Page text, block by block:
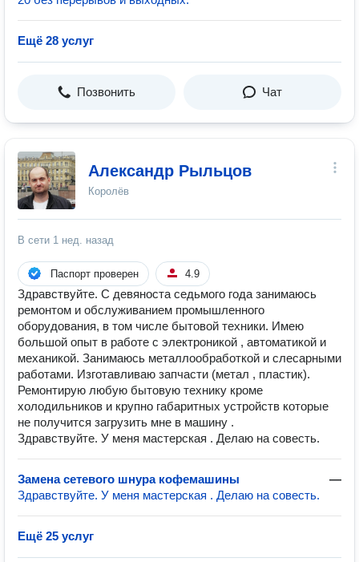
Ещё 28 услуг
Позвонить Чат
Александр Рыльцов
Королёв
В сети 1 нед. назад
Паспорт проверен 4.9
Здравствуйте. С девяноста седьмого года занимаюсь
ремонтом и обслуживанием промышленного
оборудования, в том числе бытовой техники. Имею
большой опыт в работе с электроникой , автоматикой и
механикой. Занимаюсь металлообработкой и слесарными
работами. Изготавливаю запчасти (метал , пластик).
Ремонтирую любую бытовую технику кроме
холодильников и крупно габаритных устройств которые
не получится загрузить мне в машину .
Здравствуйте. У меня мастерская . Делаю на совесть.
Замена сетевого шнура кофемашины
—
Здравствуйте. У меня мастерская . Делаю на совесть.
Ещё 25 услуг